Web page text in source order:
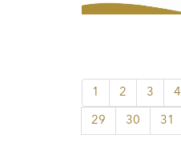
1 2 3 4
29 30 31